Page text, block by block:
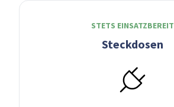
STETS EINSATZBEREIT
Steckdosen